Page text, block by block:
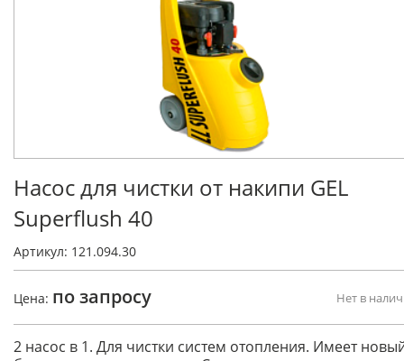
Насос для чистки от накипи GEL
Superflush 40
Артикул: 121.094.30
Цена: по запросу Нет в
2 насос в 1. Для чистки систем отопления. Имеет